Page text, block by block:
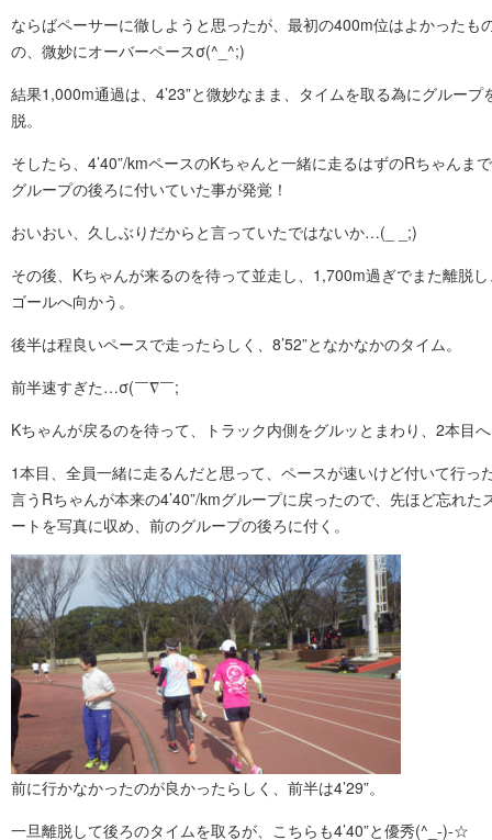
ならばペーサーに徹しようと思ったが、最初の400m位はよかったも
の、微妙にオーバーペースσ(^_^;)
結果1,000m通過は、4’23”と微妙なまま、タイムを取る為にグループ
脱。
そしたら、4’40”/kmペースのKちゃんと一緒に走るはずのRちゃんま
グループの後ろに付いていた事が発覚！
おいおい、久しぶりだからと言っていたではないか…(_ _;)
その後、Kちゃんが来るのを待って並走し、1,700m過ぎでまた離脱し
ゴールへ向かう。
後半は程良いペースで走ったらしく、8’52”となかなかのタイム。
前半速すぎた…σ(￣∇￣;
Kちゃんが戻るのを待って、トラック内側をグルッとまわり、2本目
1本目、全員一緒に走るんだと思って、ペースが速いけど付いて行っ
言うRちゃんが本来の4’40”/kmグループに戻ったので、先ほど忘れた
ートを写真に収め、前のグループの後ろに付く。
前に行かなかったのが良かったらしく、前半は4’29”。
一旦離脱して後ろのタイムを取るが、こちらも4’40”と優秀(^_-)-☆